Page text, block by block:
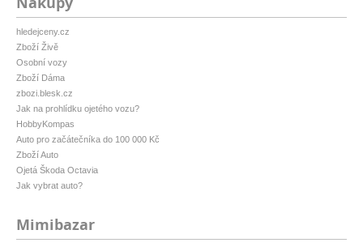
hledejceny.cz
Zboží Živě
Osobní vozy
Zboží Dáma
zbozi.blesk.cz
Jak na prohlídku ojetého vozu?
HobbyKompas
Auto pro začátečníka do 100 000 Kč
Zboží Auto
Ojetá Škoda Octavia
Jak vybrat auto?
Mimibazar